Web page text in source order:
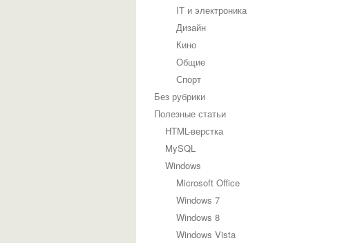
IT и электроника
Дизайн
Кино
Общие
Спорт
Без рубрики
Полезные статьи
HTML-верстка
MySQL
Windows
Microsoft Office
Windows 7
Windows 8
Windows Vista